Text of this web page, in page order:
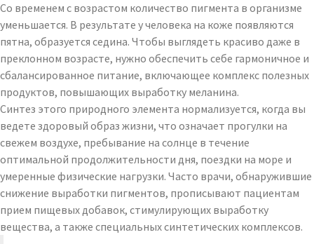
Со временем с возрастом количество пигмента в организме
уменьшается. В результате у человека на коже появляются
пятна, образуется седина. Чтобы выглядеть красиво даже в
преклонном возрасте, нужно обеспечить себе гармоничное и
сбалансированное питание, включающее комплекс полезных
продуктов, повышающих выработку меланина.
Синтез этого природного элемента нормализуется, когда вы
ведете здоровый образ жизни, что означает прогулки на
свежем воздухе, пребывание на солнце в течение
оптимальной продолжительности дня, поездки на море и
умеренные физические нагрузки. Часто врачи, обнаружившие
снижение выработки пигментов, прописывают пациентам
прием пищевых добавок, стимулирующих выработку
вещества, а также специальных синтетических комплексов.